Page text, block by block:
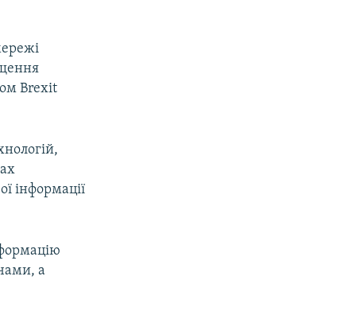
Brexit
інформації
а